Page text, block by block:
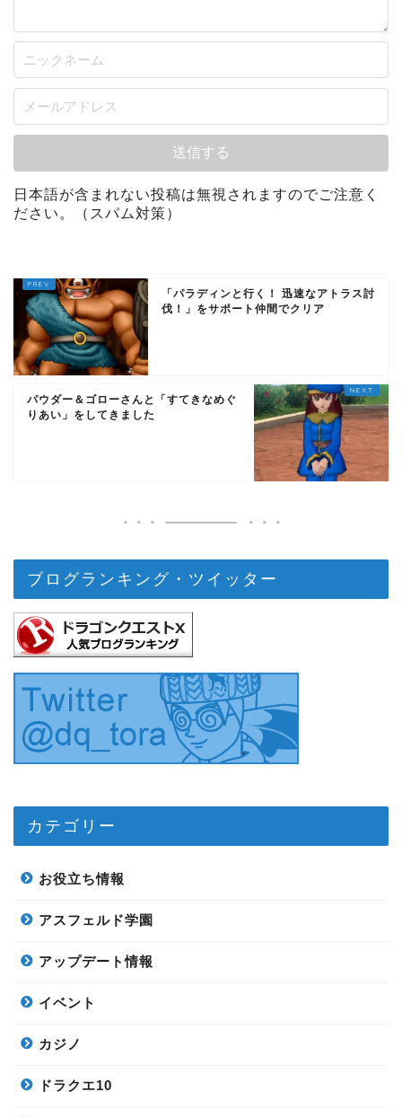
日本語が含まれない投稿は無視されますのでご注意く
ださい。（スパム対策）
「パラディンと行く！ 迅速なアトラス討
伐！」をサポート仲間でクリア
パウダー＆ゴローさんと「すてきなめぐ
りあい」をしてきました
ブログランキング・ツイッター
カテゴリー
お役立ち情報
アスフェルド学園
アップデート情報
イベント
カジノ
ドラクエ10